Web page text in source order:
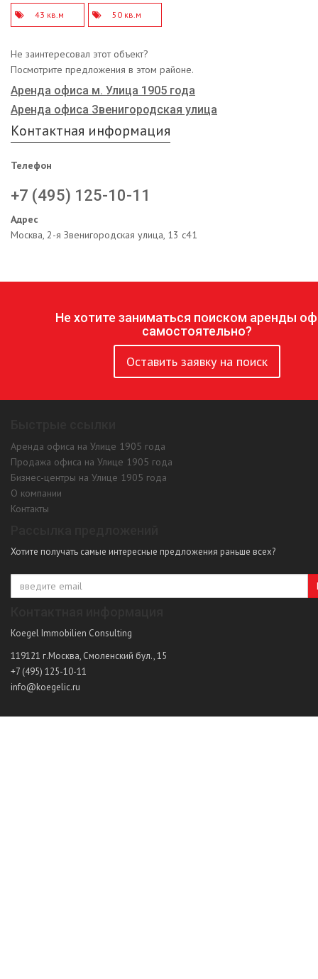
43 кв.м 50 кв.м
Не заинтересовал этот объект?
Посмотрите предложения в этом районе.
Аренда офиса м. Улица 1905 года
Аренда офиса Звенигородская улица
Контактная информация
Телефон
+7 (495) 125-10-11
Адрес
Москва, 2-я Звенигородская улица, 13 с41
Не хотите заниматься поиском аренды
самостоятельно?
Оставить заявку на поиск
Аренда офиса на Улице 1905 года
Продажа офиса на Улице 1905 года
Бизнес-центры на Улице 1905 года
О компании
Контакты
Хотите получать самые интересные предложения раньше всех?
Koegel Immobilien Consulting
119121 г.Москва, Смоленский бул., 15
+7 (495) 125-10-11
info@koegelic.ru